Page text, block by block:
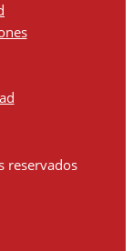
reservados